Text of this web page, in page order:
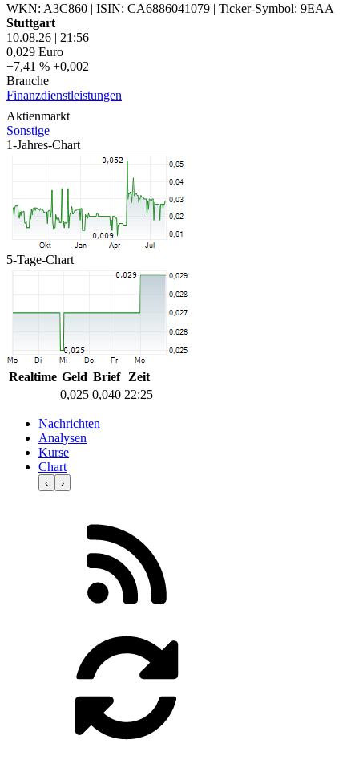
WKN: A3C860 | ISIN: CA6886041079 | Ticker-Symbol: 9EAA
Stuttgart
10.08.26 | 21:56
0,029 Euro
+7,41 % +0,002
Branche
Finanzdienstleistungen
Aktienmarkt
Sonstige
1-Jahres-Chart
5-Tage-Chart
Realtime Geld Brief
Zeit
0,025 0,040 22:25
Nachrichten
Analysen
Kurse
Chart
‹ ›